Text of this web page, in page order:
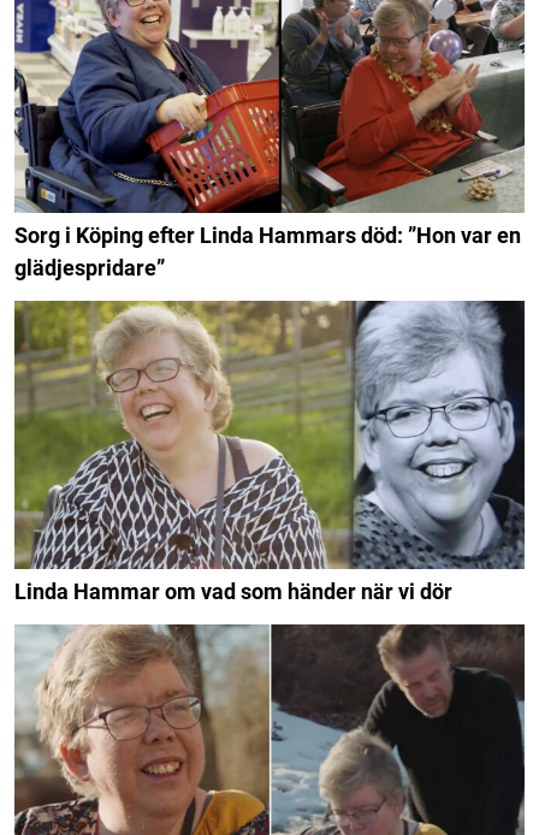
Sorg i Köping efter Linda Hammars död: ”Hon var en
glädjespridare”
Linda Hammar om vad som händer när vi dör